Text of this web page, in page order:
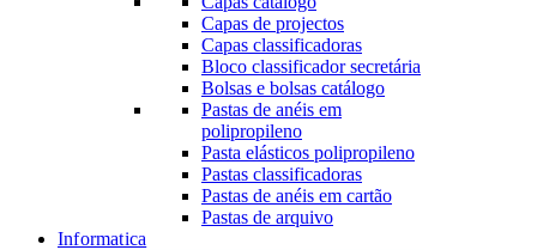
Capas de projectos
Capas classificadoras
Bloco classificador secretária
Bolsas e bolsas catálogo
Pastas de anéis em
polipropileno
Pasta elásticos polipropileno
Pastas classificadoras
Pastas de anéis em cartão
Pastas de arquivo
Informatica